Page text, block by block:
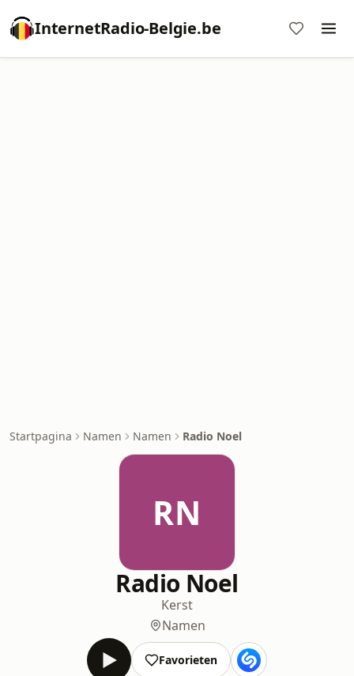
InternetRadio-Belgie.be
Startpagina Namen Namen Radio Noel
RN
Radio Noel
Kerst
Namen
Favorieten